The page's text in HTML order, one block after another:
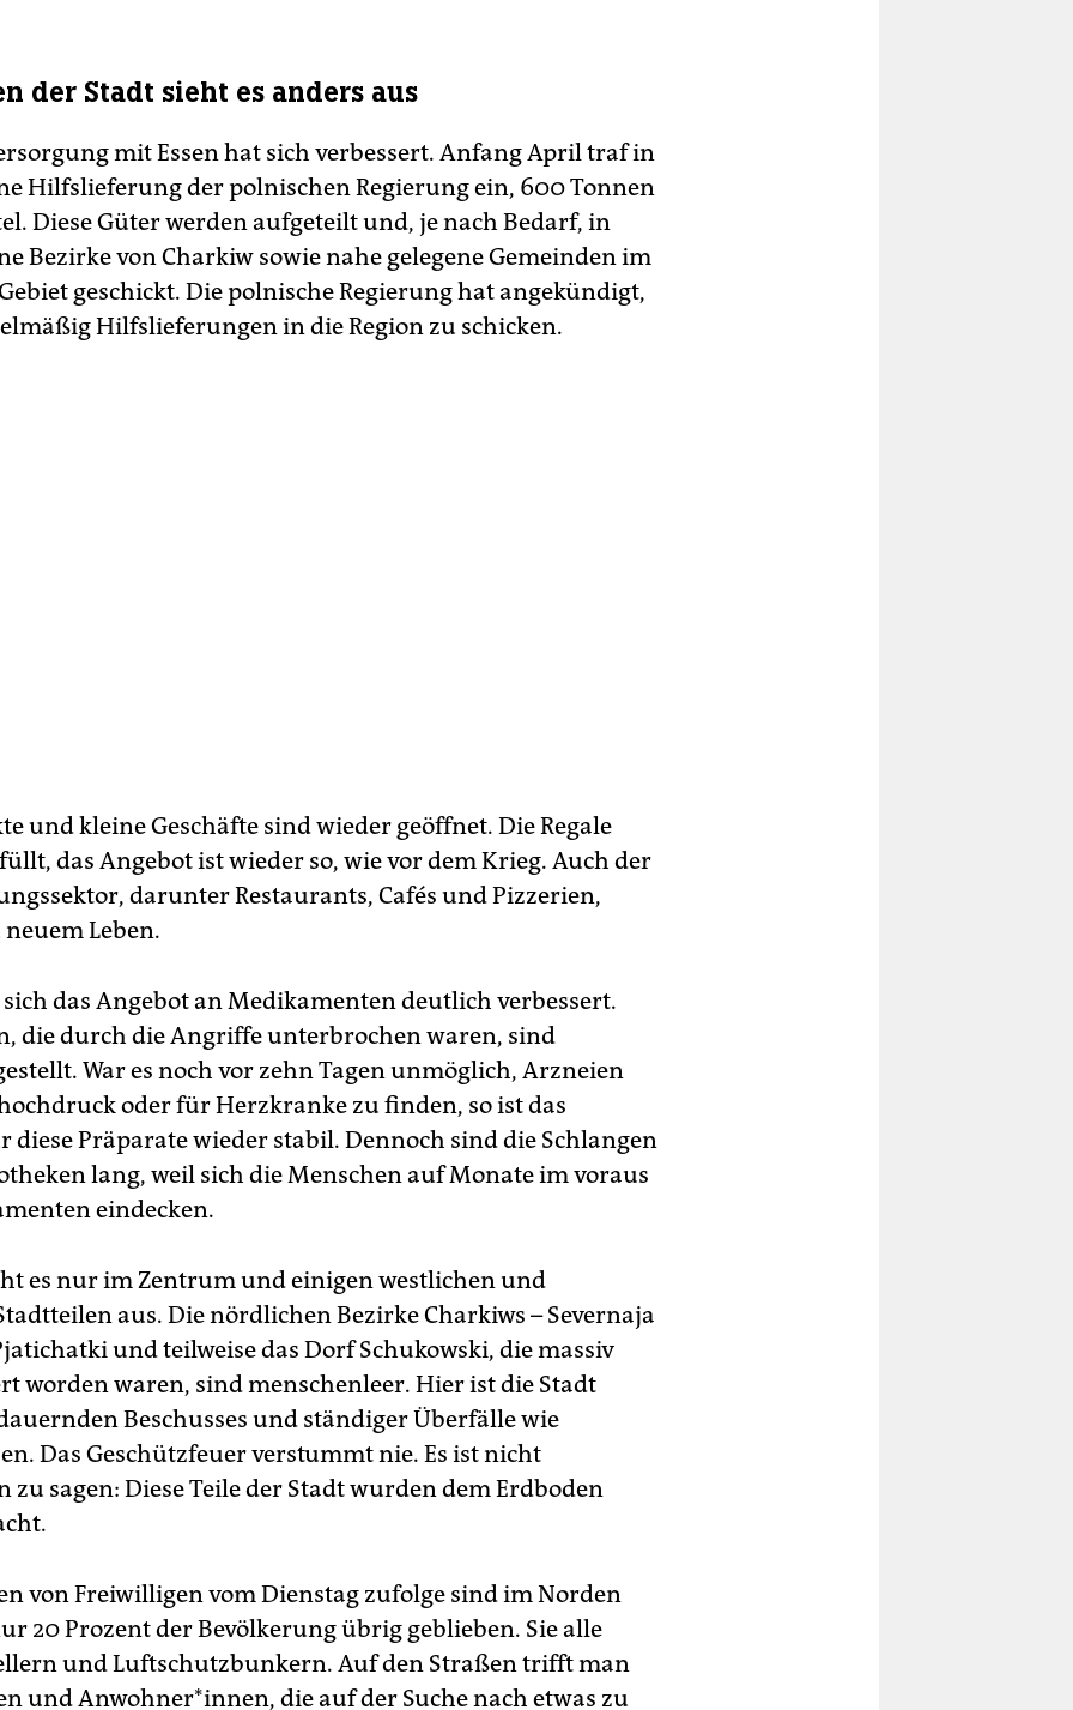
der Stadt sieht es anders aus
mit Essen hat sich verbessert. Anfang April traf in
Hilfslieferung der polnischen Regierung ein, 600 Tonnen
Diese Güter werden aufgeteilt und, je nach Bedarf, in
Bezirke von Charkiw sowie nahe gelegene Gemeinden im
geschickt. Die polnische Regierung hat angekündigt,
Hilfslieferungen in die Region zu schicken.
und kleine Geschäfte sind wieder geöffnet. Die Regale
das Angebot ist wieder so, wie vor dem Krieg. Auch der
darunter Restaurants, Cafés und Pizzerien,
Leben.
das Angebot an Medikamenten deutlich verbessert.
die durch die Angriffe unterbrochen waren, sind
War es noch vor zehn Tagen unmöglich, Arzneien
oder für Herzkranke zu finden, so ist das
diese Präparate wieder stabil. Dennoch sind die Schlangen
lang, weil sich die Menschen auf Monate im voraus
eindecken.
es nur im Zentrum und einigen westlichen und
aus. Die nördlichen Bezirke Charkiws – Severnaja
und teilweise das Dorf Schukowski, die massiv
worden waren, sind menschenleer. Hier ist die Stadt
Beschusses und ständiger Überfälle wie
Das Geschützfeuer verstummt nie. Es ist nicht
zu sagen: Diese Teile der Stadt wurden dem Erdboden
von Freiwilligen vom Dienstag zufolge sind im Norden
20 Prozent der Bevölkerung übrig geblieben. Sie alle
und Luftschutzbunkern. Auf den Straßen trifft man
und Anwohner*innen, die auf der Suche nach etwas zu